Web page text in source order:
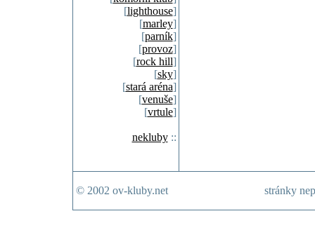
[lighthouse]
[marley]
[parník]
[provoz]
[rock hill]
[sky]
[stará aréna]
[venuše]
[vrtule]
nekluby::
© 2002 ov-kluby.net stránky